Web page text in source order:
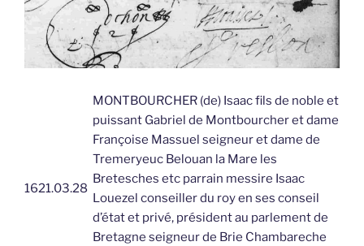
1621.03.28
MONTBOURCHER (de) Isaac fils de noble et
puissant Gabriel de Montbourcher et dame
Françoise Massuel seigneur et dame de
Tremeryeuc Belouan la Mare les
Bretesches etc parrain messire Isaac
Louezel conseiller du roy en ses conseil
d’état et privé, président au parlement de
Bretagne seigneur de Brie Chambareche